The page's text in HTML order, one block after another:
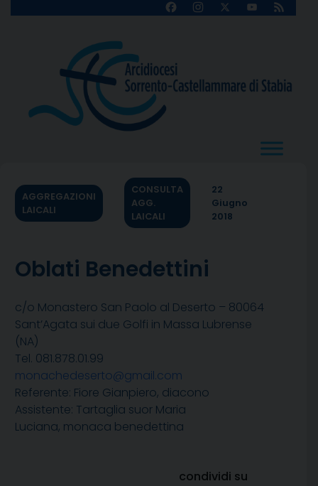
FacebookInstagram
X
YouTube
Feed
AGGREGAZIONI
LAICALI
CONSULTA
AGG.
LAICALI
22
Giugno
2018
Oblati Benedettini
c/o Monastero San Paolo al Deserto – 80064
Sant’Agata sui due Golfi in Massa Lubrense
(NA)
Tel. 081.878.01.99
monachedeserto@gmail.com
Referente: Fiore Gianpiero, diacono
Assistente: Tartaglia suor Maria
Luciana, monaca benedettina
condividi su